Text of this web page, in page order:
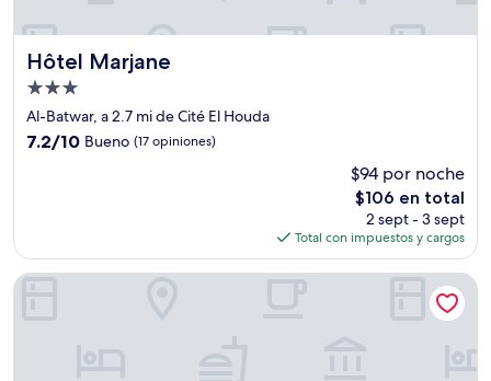
Hôtel Marjane
Hôtel Marjane
Propiedad
de
3.0
Al-Batwar, a 2.7 mi de Cité El Houda
7.2
7.2/10 Bueno (17 opiniones)
$94 por noche
El
precio
actual
es
de
$106 en total
2 sept - 3 sept
Total con impuestos y cargos
Grand Dominium